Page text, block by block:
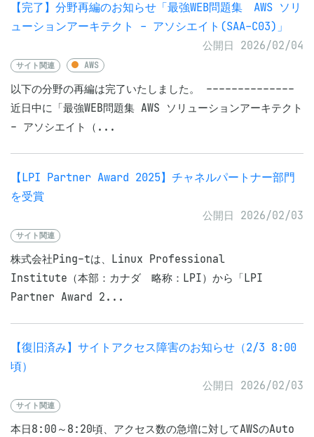
【完了】分野再編のお知らせ「最強WEB問題集 AWS ソリ
ューションアーキテクト - アソシエイト(SAA-C03)」
公開日 2026/02/04
サイト関連 AWS
以下の分野の再編は完了いたしました。 --------------
近日中に「最強WEB問題集 AWS ソリューションアーキテクト
- アソシエイト（...
【LPI Partner Award 2025】チャネルパートナー部門
を受賞
公開日 2026/02/03
サイト関連
株式会社Ping-tは、Linux Professional
Institute（本部：カナダ 略称：LPI）から「LPI
Partner Award 2...
【復旧済み】サイトアクセス障害のお知らせ（2/3 8:00
頃）
公開日 2026/02/03
サイト関連
本日8:00～8:20頃、アクセス数の急増に対してAWSのAuto